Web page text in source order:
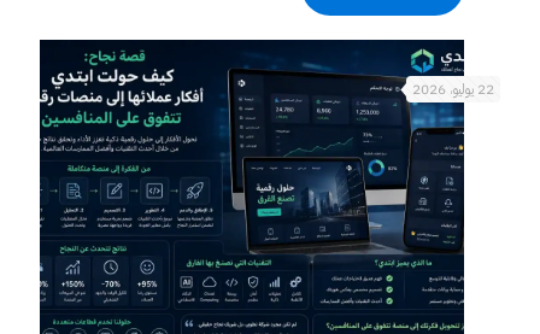
22 يوليو، 2026